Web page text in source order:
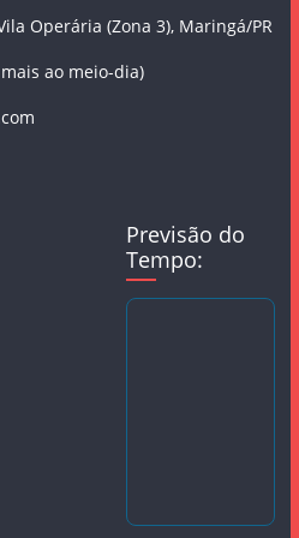
Operária (Zona 3), Maringá/PR
ao meio-dia)
Previsão do
Tempo: